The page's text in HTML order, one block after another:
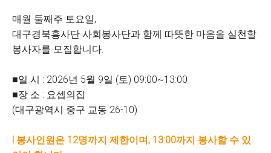
매월 둘째주 토요일,
대구경북흥사단 사회봉사단과 함께 따뜻한 마음을 실천할
봉사자를 모집합니다.
■일 시 : 2026년 5월 9일 (토) 09:00~13:00
■장 소 : 요셉의집
(대구광역시 중구 교동 26-10)
l 봉사인원은 12명까지 제한이며, 13:00까지 봉사할 수 있